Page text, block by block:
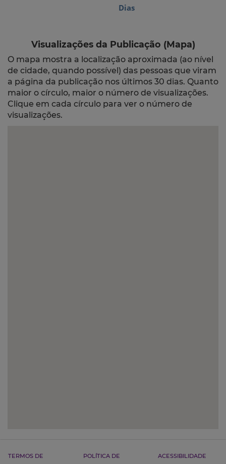
Dias
Visualizações da Publicação (Mapa)
O mapa mostra a localização aproximada (ao nível
de cidade, quando possível) das pessoas que viram
a página da publicação nos últimos 30 dias. Quanto
maior o círculo, maior o número de visualizações.
Clique em cada círculo para ver o número de
visualizações.
TERMOS DE
POLÍTICA DE
ACESSIBILIDADE